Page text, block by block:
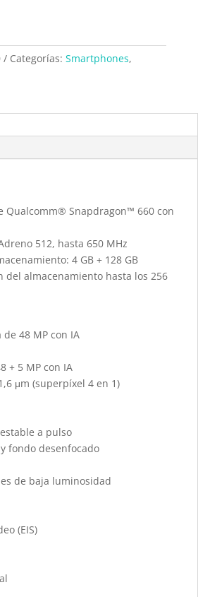
Categorías: Smartphones,
Qualcomm® Snapdragon™ 660 con
512, hasta 650 MHz
4 GB + 128 GB
del almacenamiento hasta los 256
48 MP con IA
+ 5 MP con IA
μm (superpíxel 4 en 1)
a pulso
fondo desenfocado
de baja luminosidad
(EIS)